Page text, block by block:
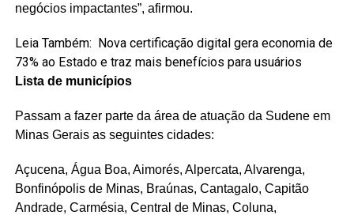
negócios impactantes”, afirmou.
Leia Também: Nova certificação digital gera economia de
73% ao Estado e traz mais benefícios para usuários
Lista de municípios
Passam a fazer parte da área de atuação da Sudene em
Minas Gerais as seguintes cidades:
Açucena, Água Boa, Aimorés, Alpercata, Alvarenga,
Bonfinópolis de Minas, Braúnas, Cantagalo, Capitão
Andrade, Carmésia, Central de Minas, Coluna,